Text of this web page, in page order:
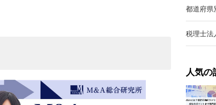
都道府県
税理士法
人気の